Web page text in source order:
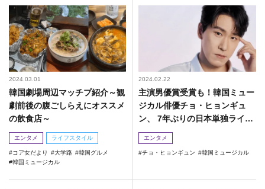
2024.03.01
韓国劇場周辺マッチプ紹介～観
劇前後の腹ごしらえにオススメ
の飲食店～
エンタメ ライフスタイル
コア女だより 大学路
韓国グルメ
韓国ミュージカル
2024.02.22
主演男優賞受賞も！韓国ミュー
ジカル俳優チョ・ヒョンギュ
ン、 7年ぶりの日本単独ライブ
を開催！
エンタメ
チョ・ヒョンギュン 韓国ミュージカル